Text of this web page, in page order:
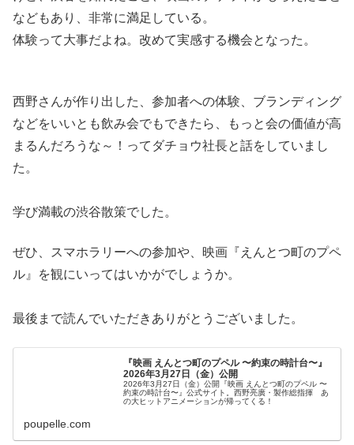
などもあり、非常に満足している。
体験って大事だよね。改めて実感する機会となった。
西野さんが作り出した、参加者への体験、ブランディング
などをいいとも飲み会でもできたら、もっと会の価値が高
まるんだろうな～！ってダチョウ社長と話をしていまし
た。
学び満載の渋谷散策でした。
ぜひ、スマホラリーへの参加や、映画『えんとつ町のプペ
ル』を観にいってはいかがでしょうか。
最後まで読んでいただきありがとうございました。
『映画 えんとつ町のプペル 〜約束の時計台〜』
2026年3月27日（金）公開
2026年3月27日（金）公開『映画 えんとつ町のプペル 〜
約束の時計台〜』公式サイト。西野亮廣・製作総指揮 あ
の大ヒットアニメーションが帰ってくる！
poupelle.com